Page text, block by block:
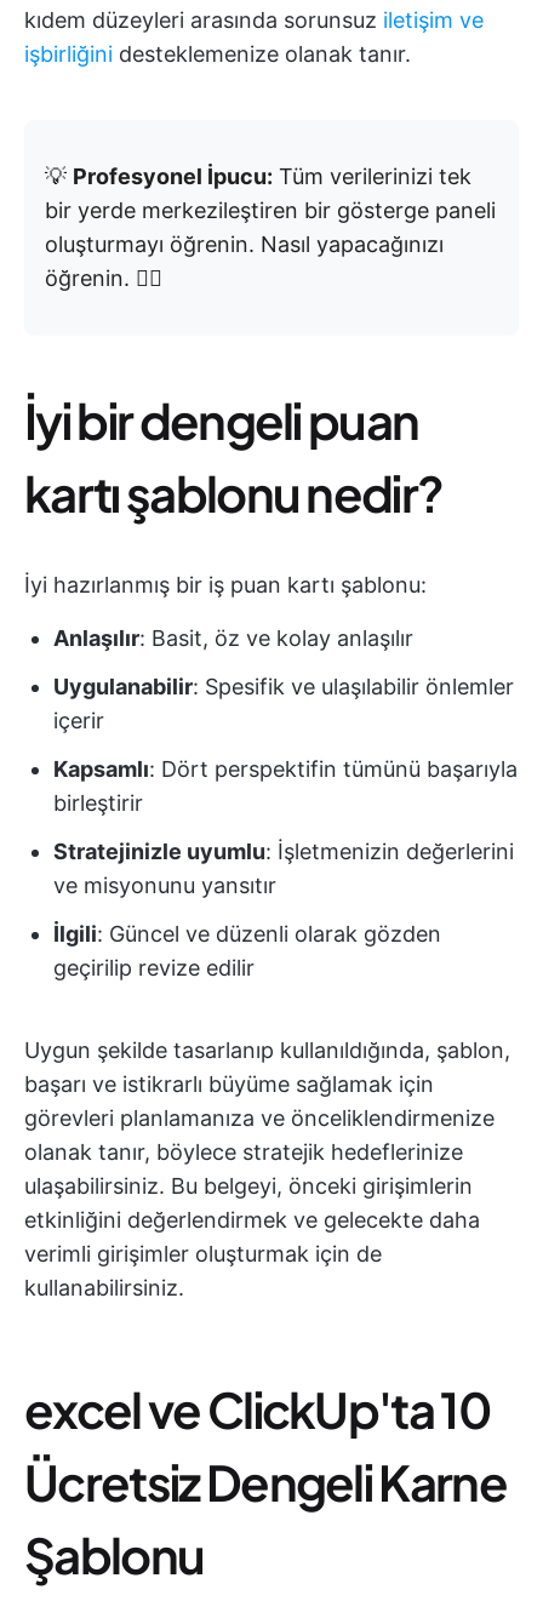
kıdem düzeyleri arasında sorunsuz iletişim ve
işbirliğini desteklemenize olanak tanır.
💡 Profesyonel İpucu: Tüm verilerinizi tek
bir yerde merkezileştiren bir gösterge paneli
oluşturmayı öğrenin. Nasıl yapacağınızı
öğrenin. 👇🏼
İyi bir dengeli puan
kartı şablonu nedir?
İyi hazırlanmış bir iş puan kartı şablonu:
Anlaşılır: Basit, öz ve kolay anlaşılır
Uygulanabilir: Spesifik ve ulaşılabilir önlemler
içerir
Kapsamlı: Dört perspektifin tümünü başarıyla
birleştirir
Stratejinizle uyumlu: İşletmenizin değerlerini
ve misyonunu yansıtır
İlgili: Güncel ve düzenli olarak gözden
geçirilip revize edilir
Uygun şekilde tasarlanıp kullanıldığında, şablon,
başarı ve istikrarlı büyüme sağlamak için
görevleri planlamanıza ve önceliklendirmenize
olanak tanır, böylece stratejik hedeflerinize
ulaşabilirsiniz. Bu belgeyi, önceki girişimlerin
etkinliğini değerlendirmek ve gelecekte daha
verimli girişimler oluşturmak için de
kullanabilirsiniz.
excel ve ClickUp'ta 10
Ücretsiz Dengeli Karne
Şablonu